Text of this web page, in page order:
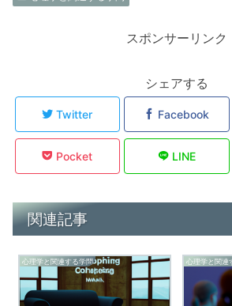
スポンサーリンク
シェアする
Twitter Facebook
Pocket LINE
関連記事
心理学と関連する学問 心理学と関連